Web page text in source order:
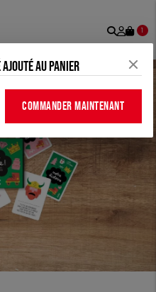
Mon
1
ajouté au panier
COMMANDER MAINTENANT